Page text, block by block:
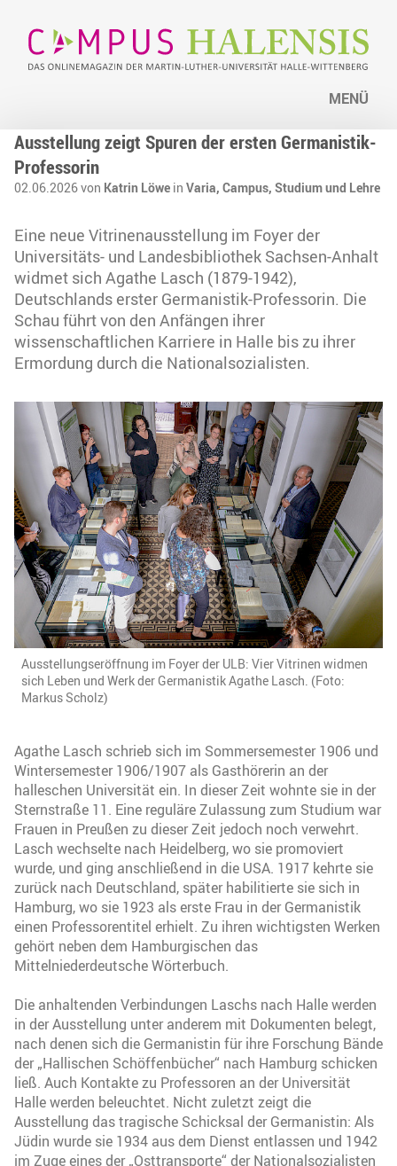
MENÜ
Ausstellung zeigt Spuren der ersten Germanistik-
Professorin
02.06.2026 von Katrin Löwe in Varia, Campus, Studium und Lehre
Eine neue Vitrinenausstellung im Foyer der
Universitäts- und Landesbibliothek Sachsen-Anhalt
widmet sich Agathe Lasch (1879-1942),
Deutschlands erster Germanistik-Professorin. Die
Schau führt von den Anfängen ihrer
wissenschaftlichen Karriere in Halle bis zu ihrer
Ermordung durch die Nationalsozialisten.
Ausstellungseröffnung im Foyer der ULB: Vier Vitrinen widmen
sich Leben und Werk der Germanistik Agathe Lasch. (Foto:
Markus Scholz)
Agathe Lasch schrieb sich im Sommersemester 1906 und
Wintersemester 1906/1907 als Gasthörerin an der
halleschen Universität ein. In dieser Zeit wohnte sie in der
Sternstraße 11. Eine reguläre Zulassung zum Studium war
Frauen in Preußen zu dieser Zeit jedoch noch verwehrt.
Lasch wechselte nach Heidelberg, wo sie promoviert
wurde, und ging anschließend in die USA. 1917 kehrte sie
zurück nach Deutschland, später habilitierte sie sich in
Hamburg, wo sie 1923 als erste Frau in der Germanistik
einen Professorentitel erhielt. Zu ihren wichtigsten Werken
gehört neben dem Hamburgischen das
Mittelniederdeutsche Wörterbuch.
Die anhaltenden Verbindungen Laschs nach Halle werden
in der Ausstellung unter anderem mit Dokumenten belegt,
nach denen sich die Germanistin für ihre Forschung Bände
der „Hallischen Schöffenbücher“ nach Hamburg schicken
ließ. Auch Kontakte zu Professoren an der Universität
Halle werden beleuchtet. Nicht zuletzt zeigt die
Ausstellung das tragische Schicksal der Germanistin: Als
Jüdin wurde sie 1934 aus dem Dienst entlassen und 1942
im Zuge eines der „Osttransporte“ der Nationalsozialisten